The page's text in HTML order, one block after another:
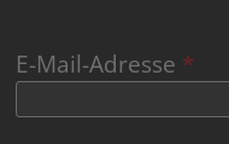
E-Mail-Adresse *